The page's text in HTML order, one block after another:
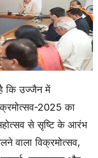
कि उज्जैन में
2025 का
से सृष्टि के आरंभ
वाला विक्रमोत्सव,